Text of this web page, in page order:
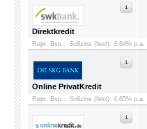
Direktkredit
Repr. Bsp.: Sollzins (fest): 3,64% p.a.
Online PrivatKredit
Repr. Bsp.: Sollzins (fest): 4,65% p.a.